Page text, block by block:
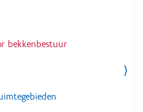
bekkenbestuur